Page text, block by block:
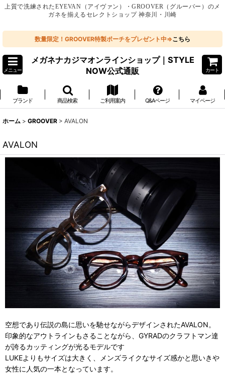
上質で洗練されたEYEVAN（アイヴァン）・GROOVER（グルーバー）のメ
ガネを揃えるセレクトショップ 神奈川・川崎
数量限定！GROOVER特製ポーチをプレゼント中⇒こちら
メニュー
メガネナカジマオンラインショップ｜STYLE
NOW公式通販
カート
ブランド 商品検索 ご利用案内 Q&Aページ マイページ
ホーム > GROOVER > AVALON
AVALON
空想であり伝説の島に思いを馳せながらデザインされたAVALON。
印象的なアウトラインもさることながら、GYRADのクラフトマン達
が誇るカッティングが光るモデルです
LUKEよりもサイズは大きく、メンズライクなサイズ感かと思いきや
女性に人気の一本となっています。